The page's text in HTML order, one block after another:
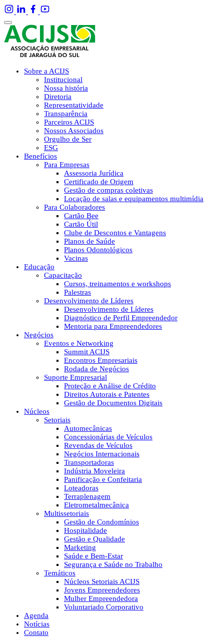
Sobre a ACIJS
Institucional
Nossa história
Diretoria
Representatividade
Transparência
Parceiros ACIJS
Nossos Associados
Orgulho de Ser
ESG
Benefícios
Para Empresas
Assessoria Jurídica
Certificado de Origem
Gestão de compras coletivas
Locação de salas e equipamentos multimídia
Para Colaboradores
Cartão Bee
Cartão Útil
Clube de Descontos e Vantagens
Planos de Saúde
Planos Odontológicos
Vacinas
Educação
Capacitação
Cursos, treinamentos e workshops
Palestras
Desenvolvimento de Líderes
Desenvolvimento de Líderes
Diagnóstico de Perfil Empreendedor
Mentoria para Empreendedores
Negócios
Eventos e Networking
Summit ACIJS
Encontros Empresariais
Rodada de Negócios
Suporte Empresarial
Proteção e Análise de Crédito
Direitos Autorais e Patentes
Gestão de Documentos Digitais
Núcleos
Setoriais
Automecânicas
Concessionárias de Veículos
Revendas de Veículos
Negócios Internacionais
Transportadoras
Indústria Moveleira
Panificação e Confeitaria
Loteadoras
Terraplenagem
Eletrometalmecânica
Multissetoriais
Gestão de Condomínios
Hospitalidade
Gestão e Qualidade
Marketing
Saúde e Bem-Estar
Segurança e Saúde no Trabalho
Temáticos
Núcleos Setoriais ACIJS
Jovens Empreendedores
Mulher Empreendedora
Voluntariado Corporativo
Agenda
Notícias
Contato